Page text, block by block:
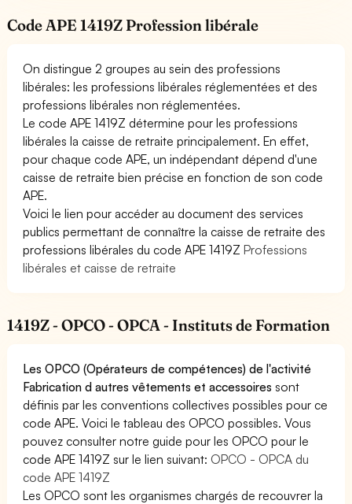
Code APE 1419Z Profession libérale
On distingue 2 groupes au sein des professions
libérales: les professions libérales réglementées et des
professions libérales non réglementées.
Le code APE 1419Z détermine pour les professions
libérales la caisse de retraite principalement. En effet,
pour chaque code APE, un indépendant dépend d'une
caisse de retraite bien précise en fonction de son code
APE.
Voici le lien pour accéder au document des services
publics permettant de connaître la caisse de retraite des
professions libérales du code APE 1419ZProfessions
libérales et caisse de retraite
1419Z - OPCO - OPCA - Instituts de Formation
Les OPCO (Opérateurs de compétences) de l'activité
Fabrication d autres vêtements et accessoires sont
définis par les conventions collectives possibles pour ce
code APE. Voici le tableau des OPCO possibles. Vous
pouvez consulter notre guide pour les OPCO pour le
code APE 1419Z sur le lien suivant: OPCO - OPCA du
code APE 1419Z
Les OPCO sont les organismes chargés de recouvrer la